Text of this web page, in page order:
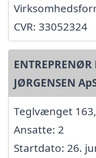
CVR: 33052324
ENTREPRENØR
JØRGENSEN
Teglvænget
Ansatte: 2
Startdato: 26.